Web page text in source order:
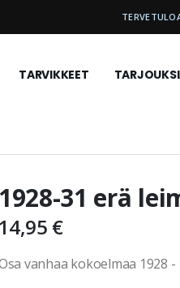
TARVIKKEET
1928-31 erä
14,95 €
vanhaa kokoelmaa 1928